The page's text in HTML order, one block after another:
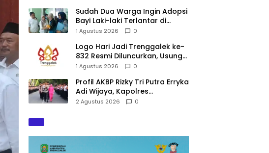
Sudah Dua Warga Ingin Adopsi
Bayi Laki-laki Terlantar di
Trenggalek, Proses Tunggu
1 Agustus 2026 0
Logo Hari Jadi Trenggalek ke-
832 Resmi Diluncurkan, Usung
Tema “Hambeging Bumi”
Alam
1 Agustus 2026 0
Profil AKBP Rizky Tri Putra Erryka
Adi Wijaya, Kapolres
Trenggalek Baru yang Raih
2 Agustus 2026 0